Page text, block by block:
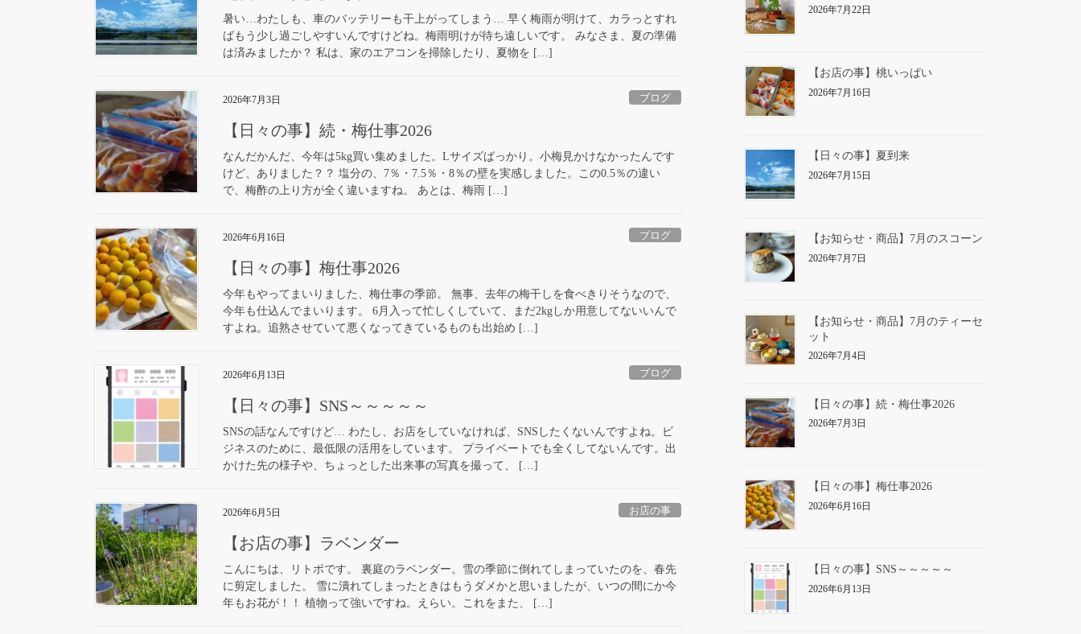
暑い…わたしも、車のバッテリーも干上がってしまう… 早く梅雨が明けて、カラっとすれ
ばもう少し過ごしやすいんですけどね。梅雨明けが待ち遠しいです。 みなさま、夏の準備
は済みましたか？ 私は、家のエアコンを掃除したり、夏物を […]
2026年7月3日 ブログ
【日々の事】続・梅仕事2026
なんだかんだ、今年は5kg買い集めました。Lサイズばっかり。小梅見かけなかったんです
けど、ありました？？ 塩分の、7％・7.5％・8％の壁を実感しました。この0.5％の違い
で、梅酢の上り方が全く違いますね。 あとは、梅雨 […]
2026年6月16日 ブログ
【日々の事】梅仕事2026
今年もやってまいりました、梅仕事の季節。 無事、去年の梅干しを食べきりそうなので、
今年も仕込んでまいります。 6月入って忙しくしていて、まだ2kgしか用意してないいんで
すよね。追熟させていて悪くなってきているものも出始め […]
2026年6月13日 ブログ
【日々の事】SNS～～～～～
SNSの話なんですけど… わたし、お店をしていなければ、SNSしたくないんですよね。ビ
ジネスのために、最低限の活用をしています。 プライベートでも全くしてないんです。出
かけた先の様子や、ちょっとした出来事の写真を撮って、 […]
2026年6月5日 お店の事
【お店の事】ラベンダー
こんにちは、リトポです。 裏庭のラベンダー。雪の季節に倒れてしまっていたのを、春先
に剪定しました。 雪に潰れてしまったときはもうダメかと思いましたが、いつの間にか今
年もお花が！！ 植物って強いですね。えらい。これをまた、 […]
2026年7月22日
【お店の事】桃いっぱい
2026年7月16日
【日々の事】夏到来
2026年7月15日
【お知らせ・商品】7月のスコーン
2026年7月7日
【お知らせ・商品】7月のティーセ
ット
2026年7月4日
【日々の事】続・梅仕事2026
2026年7月3日
【日々の事】梅仕事2026
2026年6月16日
【日々の事】SNS～～～～～
2026年6月13日